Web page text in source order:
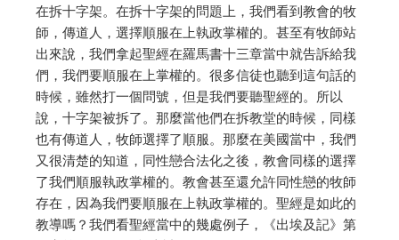
在拆十字架。在拆十字架的問題上，我們看到教會的牧
師，傳道人，選擇順服在上執政掌權的。甚至有牧師站
出來說，我們拿起聖經在羅馬書十三章當中就告訴給我
們，我們要順服在上掌權的。很多信徒也聽到這句話的
時候，雖然打一個問號，但是我們要聽聖經的。所以
說，十字架被拆了。那麼當他們在拆教堂的時候，同樣
也有傳道人，牧師選擇了順服。那麼在美國當中，我們
又很清楚的知道，同性戀合法化之後，教會同樣的選擇
了我們順服執政掌權的。教會甚至還允許同性戀的牧師
存在，因為我們要順服在上執政掌權的。聖經是如此的
教導嗎？我們看聖經當中的幾處例子，《出埃及記》第